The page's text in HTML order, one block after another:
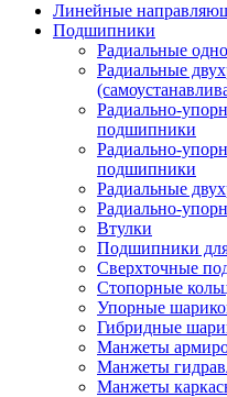
Линейные
Подшипники
Радиальные
Радиальные
Радиально-
подшипники
Радиально-
подшипники
Радиальные
Радиально-
Втулки
Подшипники
Сверхточные
Стопорные
Упорные
Гибридные
Манжеты
Манжеты
Манжеты